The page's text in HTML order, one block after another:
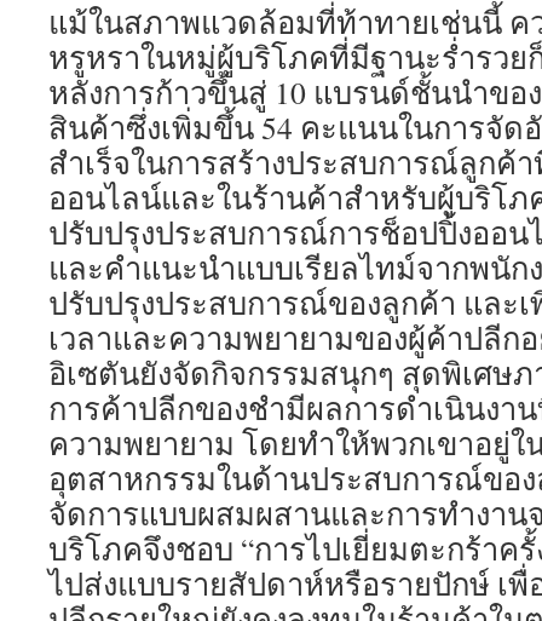
แม้ในสภาพแวดล้อมที่ท้าทายเช่นนี้ ค
หรูหราในหมู่ผู้บริโภคที่มีฐานะร่ำรวย
หลังการก้าวขึ้นสู่ 10 แบรนด์ชั้นนำขอ
สินค้าซึ่งเพิ่มขึ้น 54 คะแนนในการจัด
สำเร็จในการสร้างประสบการณ์ลูกค้
ออนไลน์และในร้านค้าสำหรับผู้บริโภ
ปรับปรุงประสบการณ์การช็อปปิ้งออ
และคำแนะนำแบบเรียลไทม์จากพนัก
ปรับปรุงประสบการณ์ของลูกค้า และ
เวลาและความพยายามของผู้ค้าปลีก
อิเซตันยังจัดกิจกรรมสนุกๆ สุดพิเศษ
การค้าปลีกของชำมีผลการดำเนินงา
ความพยายาม โดยทำให้พวกเขาอยู่
อุตสาหกรรมในด้านประสบการณ์ของ
จัดการแบบผสมผสานและการทำงาน
บริโภคจึงชอบ “การไปเยี่ยมตะกร้าครั้
ไปส่งแบบรายสัปดาห์หรือรายปักษ์ เ